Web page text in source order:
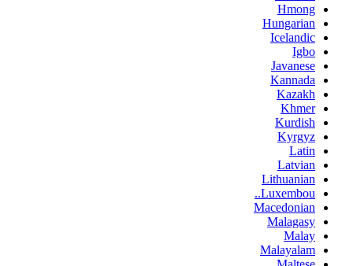
Hmong
Hungarian
Icelandic
Igbo
Javanese
Kannada
Kazakh
Khmer
Kurdish
Kyrgyz
Latin
Latvian
Lithuanian
Luxembou..
Macedonian
Malagasy
Malay
Malayalam